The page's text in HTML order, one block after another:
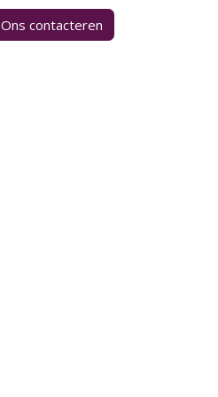
Ons contacteren